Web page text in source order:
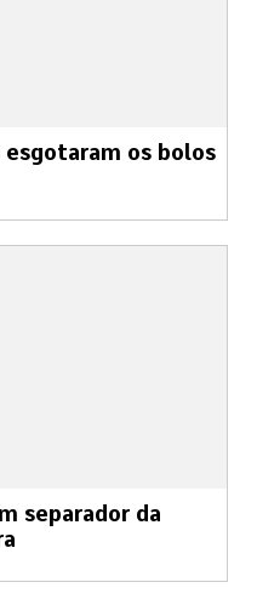
os bolos
separador da